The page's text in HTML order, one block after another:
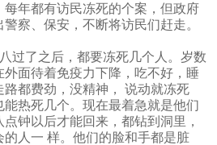
年都有访民冻死的个案，但政府
察、保安，不断将访民们赶走。
过了之后，都要冻死几个人。岁数
面待着免疫力下降，吃不好，睡
都费劲，没精神， 说动就冻死
热死几个。现在最着急就是他们
钟以后才能回来，都钻到洞里，
人一 样。他们的脸和手都是脏